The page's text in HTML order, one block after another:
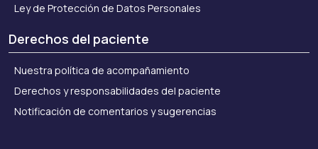
Ley de Protección de Datos Personales
Derechos del paciente
Nuestra política de acompañamiento
Derechos y responsabilidades del paciente
Notificación de comentarios y sugerencias